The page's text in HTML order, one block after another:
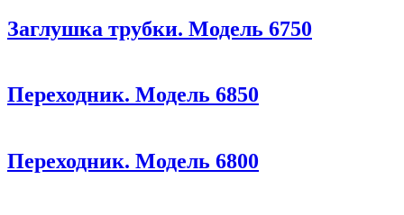
Заглушка трубки. Модель 6750
Переходник. Модель 6850
Переходник. Модель 6800